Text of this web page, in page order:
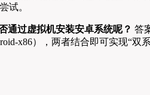
试。
通过虚拟机安装安卓系统呢？ 答
x86），两者结合即可实现“双